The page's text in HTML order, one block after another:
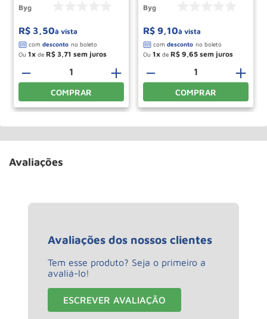
Byg
R$ 3,50à vista
Ou 1 de R$ 3,71
＋
－
COMPRAR
Byg
R$ 9,10à vista
Ou 1 de R$ 9,65
＋
－
COMPRAR
Avaliações
Avaliações dos nossos clientes
Tem esse produto? Seja o primeiro a
avaliá-lo!
ESCREVER AVALIAÇÃO